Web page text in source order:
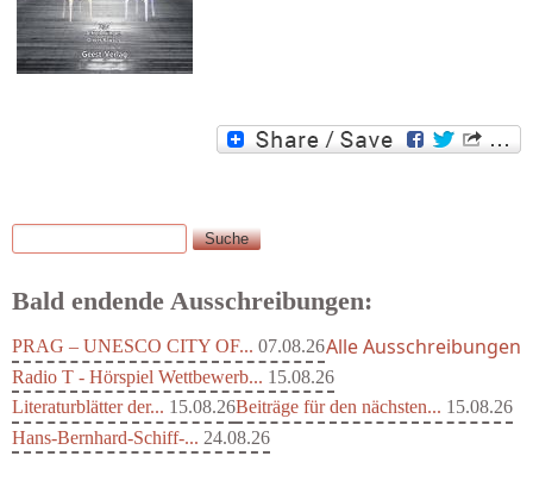
Suchformular
Suche
Bald endende Ausschreibungen:
PRAG – UNESCO CITY OF... 07.08.26
Radio T - Hörspiel Wettbewerb... 15.08.26
Literaturblätter der... 15.08.26Beiträge für den nächsten... 15.08.26
Hans-Bernhard-Schiff-... 24.08.26
Alle Ausschreibungen